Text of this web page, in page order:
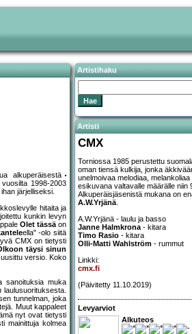
alkuperäisestä
1998-2003
järjelliseksi.
hitaita ja
kunkin levyn
Olet tässäon
ella" -olo siitä
CMX on tietysti
täysi sinun
versio. Koko
sanoituksia muka
laulusuorituksesta.
tunnelman, joka
Muut kappaleet
nyt ovat tietysti
mainittuja kolmea
Artistihaku
Artisti
CMX
Torniossa 1985 perustettu
oman tiensä kulkija, jonka
unelmoivaa melodiaa,
esikuvana valtavalle määrälle niin
Alkuperäisjäsenistä mukana on
A.W.Yrjänä.
A.W.Yrjänä - laulu ja basso
Janne Halmkrona- kitara
Timo Rasio - kitara
Olli-Matti Wahlström - rummut
Linkki:
cmx.fi
(Päivitetty 11.10.2019)
Levyarviot
Alkuteos